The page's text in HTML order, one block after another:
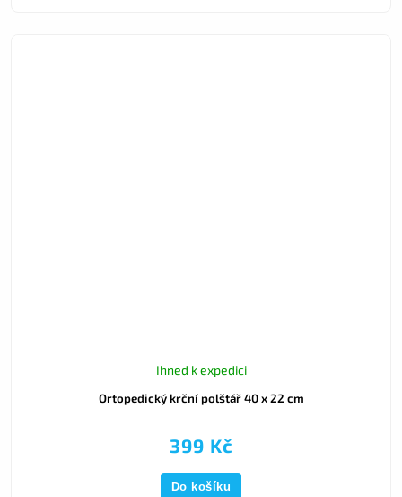
Ortopedický krční polštář 40 x 22 cm
Ihned k expedici
399 Kč
Do košíku